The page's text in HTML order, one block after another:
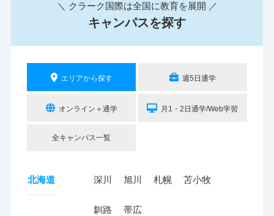
＼ クラーク国際は全国に教育を展開 ／
キャンパスを探す
エリアから探す 週5日通学
オンライン＋通学 月1・2日通学/Web学習
全キャンパス一覧
北海道 深川 旭川 札幌 苫小牧
釧路 帯広